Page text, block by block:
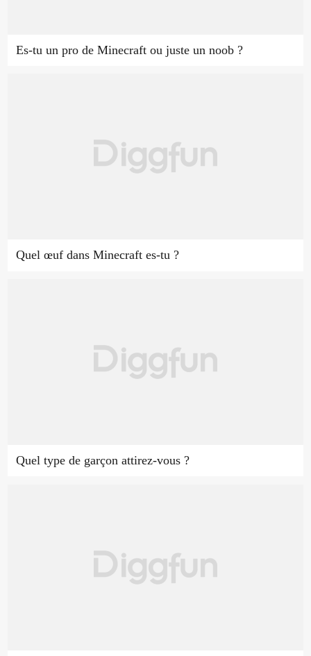
Es-tu un pro de Minecraft ou juste un noob ?
Quel œuf dans Minecraft es-tu ?
Quel type de garçon attirez-vous ?